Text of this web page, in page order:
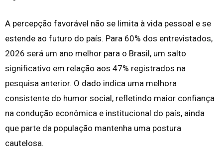
A percepção favorável não se limita à vida pessoal e se
estende ao futuro do país. Para 60% dos entrevistados,
2026 será um ano melhor para o Brasil, um salto
significativo em relação aos 47% registrados na
pesquisa anterior. O dado indica uma melhora
consistente do humor social, refletindo maior confiança
na condução econômica e institucional do país, ainda
que parte da população mantenha uma postura
cautelosa.